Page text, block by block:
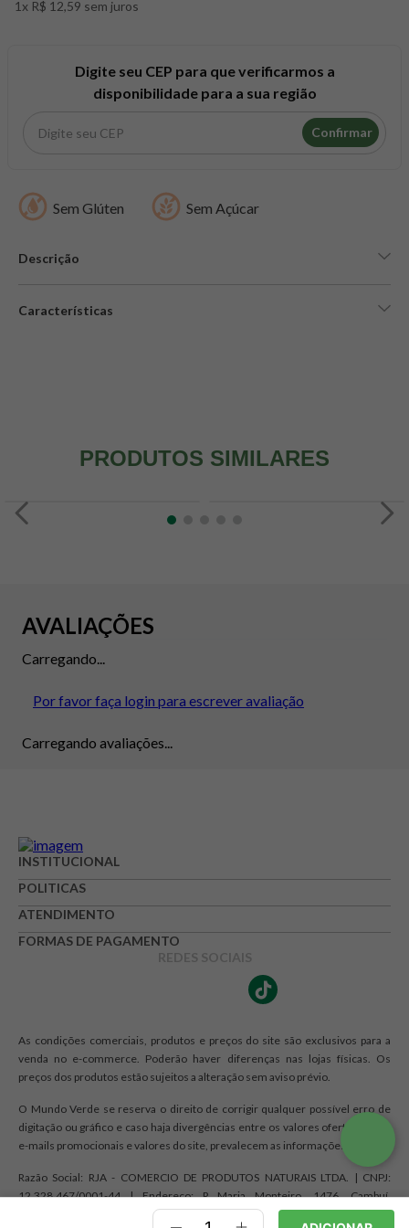
1x R$ 12,59 sem juros
Digite seu CEP para que verificarmos a
disponibilidade para a sua região
Confirmar
Sem Glúten Sem Açúcar
Descrição
Características
PRODUTOS SIMILARES
AVALIAÇÕES
Carregando...
Por favor faça login para escrever avaliação
Carregando avaliações...
INSTITUCIONAL
POLITICAS
ATENDIMENTO
FORMAS DE PAGAMENTO
REDES SOCIAIS
As condições comerciais, produtos e preços do site são exclusivos para a
venda no e-commerce. Poderão haver diferenças nas lojas físicas. Os
preços dos produtos estão sujeitos a alteração sem aviso prévio.
O Mundo Verde se reserva o direito de corrigir qualquer possível erro de
digitação ou gráfico e caso haja divergências entre os valores ofertados nos
e-mails promocionais e valores do site, prevalecem as informações do site.
Razão Social: RJA - COMERCIO DE PRODUTOS NATURAIS LTDA. | CNPJ:
12.328.467/0001-44 | Endereço: R Maria Monteiro, 1476, Cambuí,
Campinas, SP CEP 13025-150
8º snack proteico mundo verde
creatina mundo verde